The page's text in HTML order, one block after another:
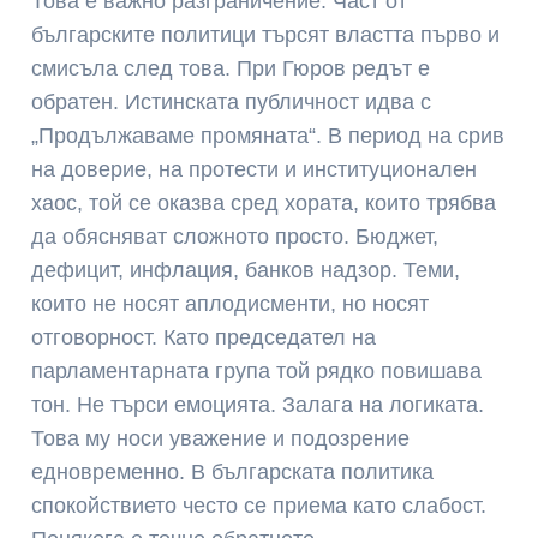
българските политици търсят властта първо и
смисъла след това. При Гюров редът е
обратен. Истинската публичност идва с
„Продължаваме промяната“. В период на срив
на доверие, на протести и институционален
хаос, той се оказва сред хората, които трябва
да обясняват сложното просто. Бюджет,
дефицит, инфлация, банков надзор. Теми,
които не носят аплодисменти, но носят
отговорност. Като председател на
парламентарната група той рядко повишава
тон. Не търси емоцията. Залага на логиката.
Това му носи уважение и подозрение
едновременно. В българската политика
спокойствието често се приема като слабост.